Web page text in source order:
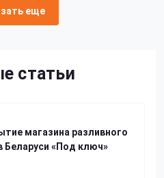
еще
статьи
магазина разливного
Беларуси «Под ключ»